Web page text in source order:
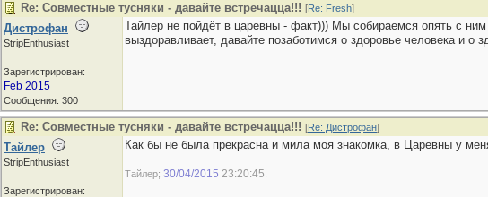
Re: Совместные тусняки - давайте встречацца!!! [Re: Fresh]
Дистрофан
StripEnthusiast
Зарегистрирован:
Feb 2015
Сообщения: 300
Тайлер не пойдёт в царевны - факт))) Мы собираемся опять с
выздоравливает, давайте позаботимся о здоровье человека и о
Re: Совместные тусняки - давайте встречацца!!! [Re: Дистрофан]
Тайлер
StripEnthusiast
Зарегистрирован:
Как бы не была прекрасна и мила моя знакомка, в Царевны у
Тайлер; 30/04/2015 23:20:45